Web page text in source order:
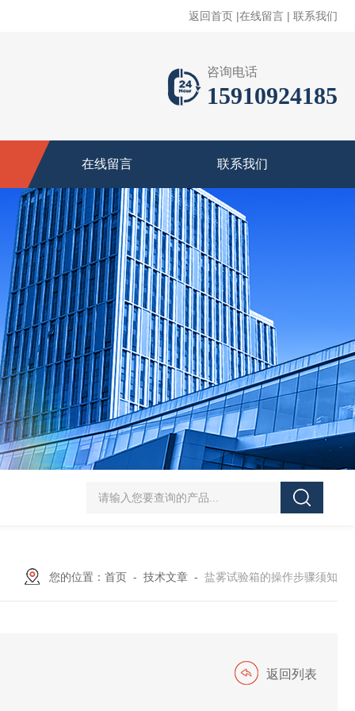
返回首页 |在线留言 | 联系我们
咨询电话
15910924185
在线留言 联系我们
HT/SC-800砂尘试验机厂家 HT/GDSJ-80天津小型高低温交变湿热试验
您的位置： 首页 - 技术文章 - 盐雾试验箱的操作步骤须知
返回列表